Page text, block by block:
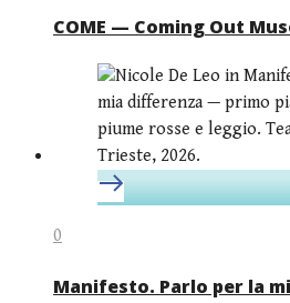
COME — Coming Out
0
Manifesto. Parlo per la